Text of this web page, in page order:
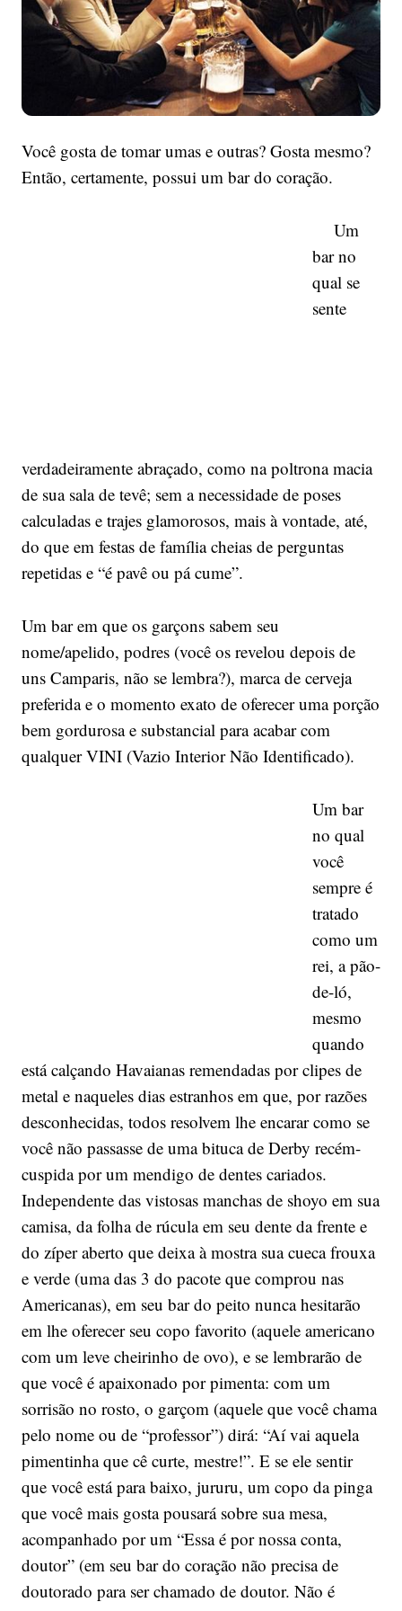
Você gosta de tomar umas e outras? Gosta mesmo?
Então, certamente, possui um bar do coração.
Um
bar no
qual se
sente
verdadeiramente abraçado, como na poltrona macia
de sua sala de tevê; sem a necessidade de poses
calculadas e trajes glamorosos, mais à vontade, até,
do que em festas de família cheias de perguntas
repetidas e “é pavê ou pá cume”.
Um bar em que os garçons sabem seu
nome/apelido, podres (você os revelou depois de
uns Camparis, não se lembra?), marca de cerveja
preferida e o momento exato de oferecer uma porção
bem gordurosa e substancial para acabar com
qualquer VINI (Vazio Interior Não Identificado).
Um bar
no qual
você
sempre é
tratado
como um
rei, a pão-
de-ló,
mesmo
quando
está calçando Havaianas remendadas por clipes de
metal e naqueles dias estranhos em que, por razões
desconhecidas, todos resolvem lhe encarar como se
você não passasse de uma bituca de Derby recém-
cuspida por um mendigo de dentes cariados.
Independente das vistosas manchas de shoyo em sua
camisa, da folha de rúcula em seu dente da frente e
do zíper aberto que deixa à mostra sua cueca frouxa
e verde (uma das 3 do pacote que comprou nas
Americanas), em seu bar do peito nunca hesitarão
em lhe oferecer seu copo favorito (aquele americano
com um leve cheirinho de ovo), e se lembrarão de
que você é apaixonado por pimenta: com um
sorrisão no rosto, o garçom (aquele que você chama
pelo nome ou de “professor”) dirá: “Aí vai aquela
pimentinha que cê curte, mestre!”. E se ele sentir
que você está para baixo, jururu, um copo da pinga
que você mais gosta pousará sobre sua mesa,
acompanhado por um “Essa é por nossa conta,
doutor” (em seu bar do coração não precisa de
doutorado para ser chamado de doutor. Não é